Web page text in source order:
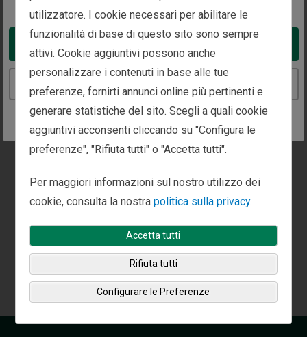
Take me to the United States website
Continue to the Italy website
Chiamaci:
Inviaci un fax:
+1 (650) 529-1436
Appointments are available at this office.
Call or use ourcontact formto set up time to talk.
utilizzatore. I cookie necessari per abilitare le
funzionalità di base di questo sito sono sempre
attivi. Cookie aggiuntivi possono anche
personalizzare i contenuti in base alle tue
preferenze, fornirti annunci online più pertinenti e
generare statistiche del sito. Scegli a quali cookie
aggiuntivi acconsenti cliccando su "Configura le
preferenze", "Rifiuta tutti" o "Accetta tutti".
Per maggiori informazioni sul nostro utilizzo dei
cookie, consulta la nostra politica sulla privacy.
Accetta tutti
Rifiuta tutti
Configurare le Preferenze